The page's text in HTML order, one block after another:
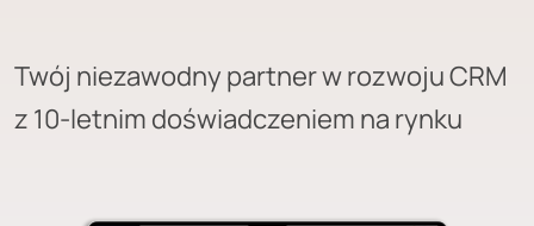
Twój niezawodny partner w rozwoju CRM
z 10-letnim doświadczeniem na rynku